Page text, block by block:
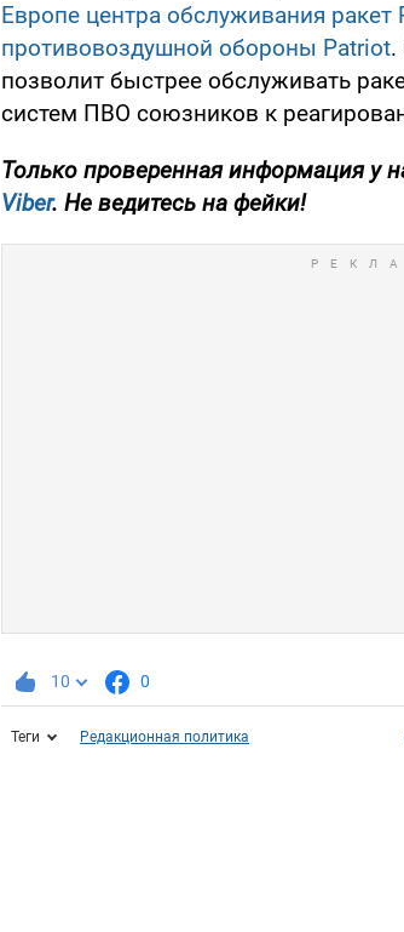
Европе центра обслуживания ракет
противовоздушной обороны Patriot.
позволит быстрее обслуживать
систем ПВО союзников к
Только проверенная информация у
Viber. Не ведитесь на фейки!
10 0
Теги Редакционная политика